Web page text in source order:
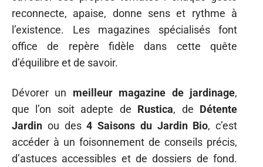
reconnecte, apaise, donne sens et rythme à
l’existence. Les magazines spécialisés font
office de repère fidèle dans cette quête
d’équilibre et de savoir.
Dévorer un meilleur magazine de jardinage,
que l’on soit adepte de Rustica, de Détente
Jardin ou des4 Saisons du Jardin Bio, c’est
accéder à un foisonnement de conseils précis,
d’astuces accessibles et de dossiers de fond.